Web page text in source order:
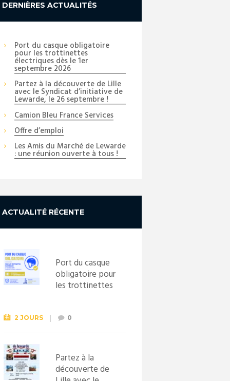
Next item
DSCN4636
DERNIÈRES ACTUALITÉS
Port du casque obligatoire
pour les trottinettes
électriques dès le 1er
septembre 2026
Partez à la découverte de Lille
avec le Syndicat d’initiative de
Lewarde, le 26 septembre !
Camion Bleu France Services
Offre d’emploi
Les Amis du Marché de Lewarde
: une réunion ouverte à tous !
ACTUALITÉ RÉCENTE
Port du casque
obligatoire pour
les trottinettes
septembre
2026
2 JOURS 0
Partez à la
découverte de